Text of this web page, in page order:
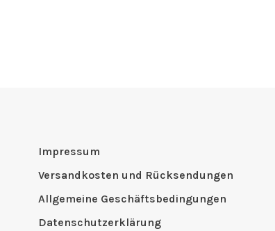
Impressum
Versandkosten und Rücksendungen
Allgemeine Geschäftsbedingungen
Datenschutzerklärung